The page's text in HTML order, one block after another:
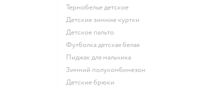
Термобелье детское
Детские зимние куртки
Детское пальто
Футболка детская белая
Пиджак для мальчика
Зимний полукомбинезон
Детские брюки